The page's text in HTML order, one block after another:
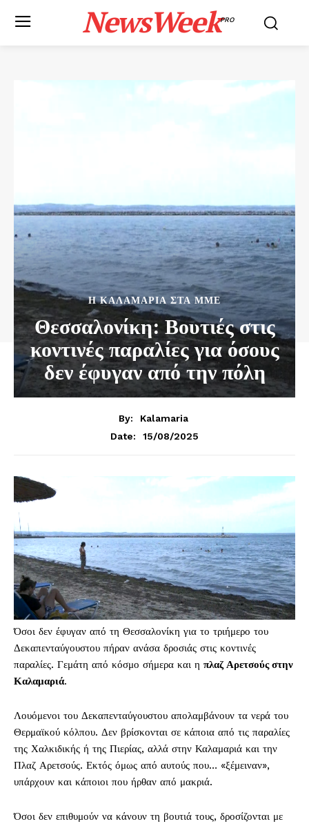
NewsWeekPRO
Η ΚΑΛΑΜΑΡΙΑ ΣΤΑ ΜΜΕ
Θεσσαλονίκη: Βουτιές στις
κοντινές παραλίες για όσους
δεν έφυγαν από την πόλη
By:
Kalamaria
Date:
15/08/2025
Όσοι δεν έφυγαν από τη Θεσσαλονίκη για το τριήμερο του
Δεκαπενταύγουστου πήραν ανάσα δροσιάς στις κοντινές
παραλίες. Γεμάτη από κόσμο σήμερα και η πλαζ Αρετσούς στην
Καλαμαριά.
Λουόμενοι του Δεκαπενταύγουστου απολαμβάνουν τα νερά του
Θερμαϊκού κόλπου. Δεν βρίσκονται σε κάποια από τις παραλίες
της Χαλκιδικής ή της Πιερίας, αλλά στην Καλαμαριά και την
Πλαζ Αρετσούς. Εκτός όμως από αυτούς που… «ξέμειναν»,
υπάρχουν και κάποιοι που ήρθαν από μακριά.
Όσοι δεν επιθυμούν να κάνουν τη βουτιά τους, δροσίζονται με